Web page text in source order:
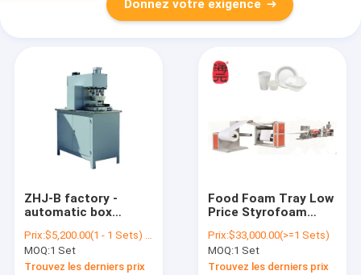
Donnez votre exigence
ZHJ-B factory -
automatic box
from I Hamburg
Prix:$5,200.00(1 - 1 Sets) $5,000.00(>=2 Sets)
MOQ:1 Set
Trouvez les derniers prix
Food Foam Tray Low
Price Styrofoam
Styrofoam Fast
Food Container Box
Making Machine
Prix:$33,000.00(>=1 Sets)
MOQ:1 Set
Trouvez les derniers prix